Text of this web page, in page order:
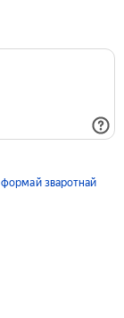
формай зваротнай